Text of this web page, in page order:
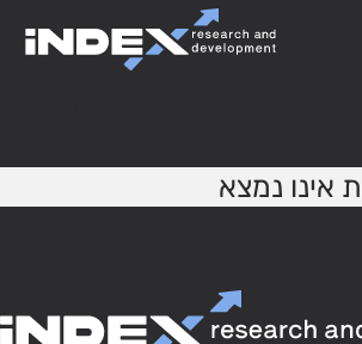
אינו נמצא